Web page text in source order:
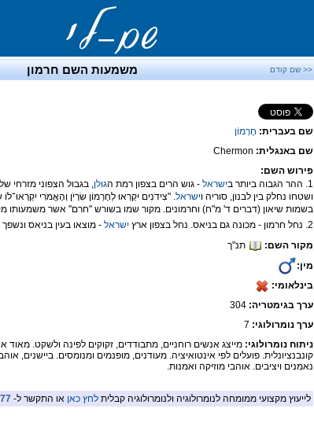
<< שם קודם משמעות השם חרמון
שם בעברית: חֶרְמוֹן
שם באנגלית: Chermon
פירוש השם:
1. ההר הגבוה ביותר ב
ישראל - גוש הרים בצפון רמת הגולן, בגבול הצפוני מזרחי של
ושטחו נחלק בין לבנון, סוריה וישראל. "צִידֹנִים יִקְרְאוּ לְחֶרְמוֹן שִׂרְיֹן וְהָאֱמֹרִי
בשמות שיאון (דברים ד' מ"ח) וחרמונים. מקור שמו בשורש "חרם" אשר משמעותו
2. נחל חרמון - מכונה גם בניאס. נחל בצפון ארץ
ישראל - מוצאו בעין בניאס
מקור השם:
תנ"ך
מין:
בינלאומי:
ערך בגימטריה:
ערך נומרולוגי: 7
ניתוח נומרולוגי: מייצג אנשים רוחניים, מתבודדים, זקוקים לפינה ולשקט. מאוד
קונבנציונלית. פועלים לפי אינטואיציה. מעודנים, מופנמים ומנומסים. ביישנים,
נאמנים ויציבים. אוהבי מוזיקה ואמנות.
לייעוץ מקצועי ממומחה לנומרולוגיה ולנומרולוגיה קבלית לחץ כאן או התקשר ל-